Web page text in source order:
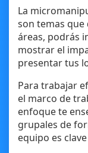
La
son temas que
áreas, podrás
mostrar el
presentar tus
Para trabajar
el marco de
enfoque te
grupales de
equipo es